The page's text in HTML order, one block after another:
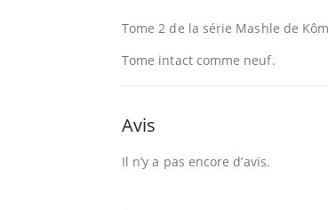
Tome 2 de la série Mashle de
Tome intact comme neuf.
Avis
Il n’y a pas encore d’avis.